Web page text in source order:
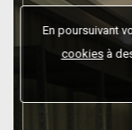
En poursuivant
cookiesà